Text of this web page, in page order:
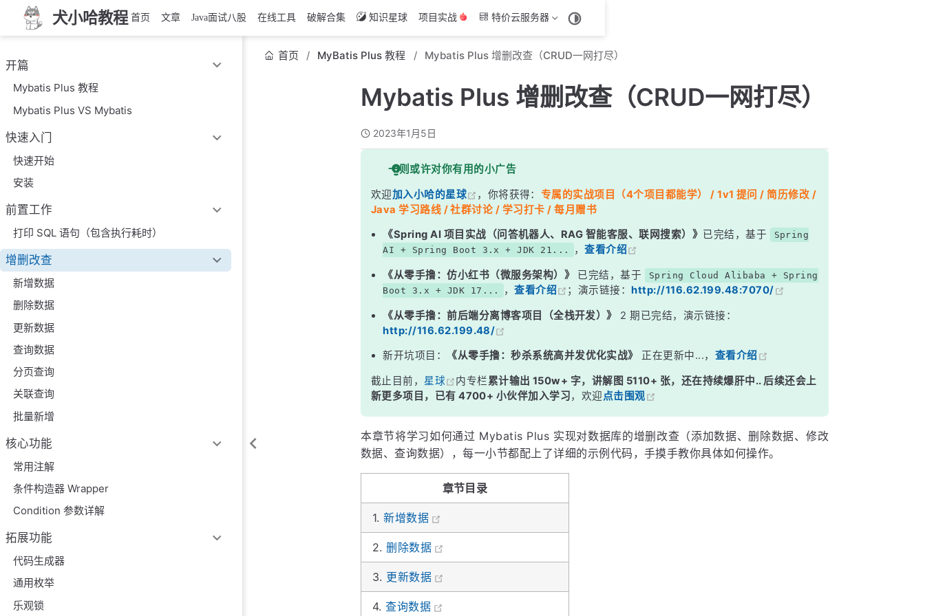
犬小哈教程 首页 文章 Java面试八股 在线工具 破解合集 知识星球 项目实战 特价云服务器
开篇
Mybatis Plus 教程
Mybatis Plus VS Mybatis
快速入门
快速开始
安装
前置工作
打印 SQL 语句（包含执行耗时）
增删改查
新增数据
删除数据
更新数据
查询数据
分页查询
关联查询
批量新增
核心功能
常用注解
条件构造器 Wrapper
Condition 参数详解
拓展功能
代码生成器
通用枚举
乐观锁
首页 MyBatis Plus 教程 Mybatis Plus 增删改查（CRUD一网打尽）
Mybatis Plus 增删改查（CRUD一网打尽）
2023年1月5日
一则或许对你有用的小广告
欢迎加入小哈的星球 ，你将获得： 专属的实战项目（4个项目都能学） / 1v1 提问 / 简历修改 /
Java 学习路线 / 社群讨论 / 学习打卡 / 每月赠书
《Spring AI 项目实战（问答机器人、RAG 智能客服、联网搜索）》 已完结，基于
Spring
AI + Spring Boot 3.x + JDK 21...
，查看介绍
《从零手撸：仿小红书（微服务架构）》 已完结，基于
Spring Cloud Alibaba + Spring
Boot 3.x + JDK 17...
，查看介绍 ；演示链接：http://116.62.199.48:7070/
《从零手撸：前后端分离博客项目（全栈开发）》
2 期已完结，演示链接：
http://116.62.199.48/
新开坑项目： 《从零手撸：秒杀系统高并发优化实战》 正在更新中...， 查看介绍
截止目前， 星球 内专栏累计输出 150w+ 字，讲解图 5110+ 张，还在持续爆肝中.. 后续还会上
新更多项目，已有 4700+ 小伙伴加入学习，欢迎点击围观
本章节将学习如何通过 Mybatis Plus 实现对数据库的增删改查（添加数据、删除数据、修改
数据、查询数据），每一小节都配上了详细的示例代码，手摸手教你具体如何操作。
章节目录
1.新增数据
2.删除数据
3. 更新数据
4.查询数据